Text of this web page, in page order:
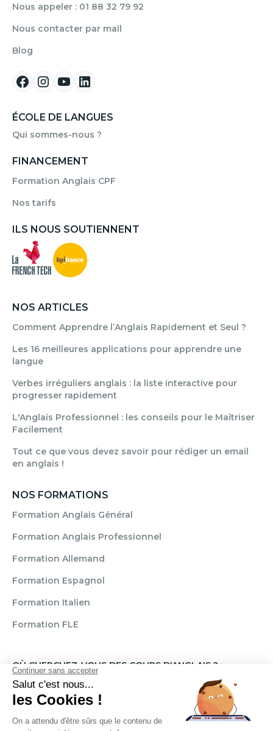
Nous appeler : 01 88 32 79 92
Nous contacter par mail
Blog
ÉCOLE DE LANGUES
Qui sommes-nous ?
FINANCEMENT
Formation Anglais CPF
Nos tarifs
ILS NOUS SOUTIENNENT
NOS ARTICLES
Comment Apprendre l’Anglais Rapidement et Seul ?
Les 16 meilleures applications pour apprendre une
langue
Verbes irréguliers anglais : la liste interactive pour
progresser rapidement
L'Anglais Professionnel : les conseils pour le Maîtriser
Facilement
Tout ce que vous devez savoir pour rédiger un email
en anglais !
NOS FORMATIONS
Formation Anglais Général
Formation Anglais Professionnel
Formation Allemand
Formation Espagnol
Formation Italien
Formation FLE
OÙ CHERCHEZ-VOUS DES COURS D'ANGLAIS ?
ParisMarseilleLille Grenoble
Angers
NarbonneRouenAix-en-Provence Montpellier
Lyon
ToulouseNiceRennesNantesBrignais